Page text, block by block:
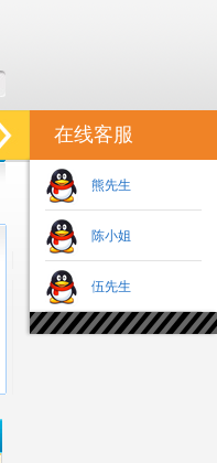
在线客服
熊先生
陈小姐
伍先生